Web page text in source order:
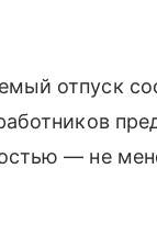
отпуск
— не